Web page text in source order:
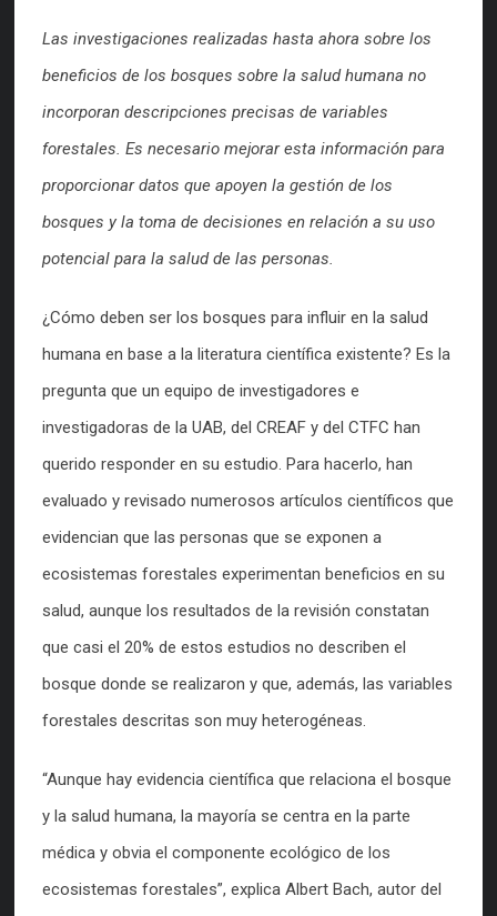
Las investigaciones realizadas hasta ahora sobre los
beneficios de los bosques sobre la salud humana no
incorporan descripciones precisas de variables
forestales. Es necesario mejorar esta información para
proporcionar datos que apoyen la gestión de los
bosques y la toma de decisiones en relación a su uso
potencial para la salud de las personas.
¿Cómo deben ser los bosques para influir en la salud
humana en base a la literatura científica existente? Es la
pregunta que un equipo de investigadores e
investigadoras de la UAB, del CREAF y del CTFC han
querido responder en su estudio. Para hacerlo, han
evaluado y revisado numerosos artículos científicos que
evidencian que las personas que se exponen a
ecosistemas forestales experimentan beneficios en su
salud, aunque los resultados de la revisión constatan
que casi el 20% de estos estudios no describen el
bosque donde se realizaron y que, además, las variables
forestales descritas son muy heterogéneas.
“Aunque hay evidencia científica que relaciona el bosque
y la salud humana, la mayoría se centra en la parte
médica y obvia el componente ecológico de los
ecosistemas forestales”, explica Albert Bach, autor del